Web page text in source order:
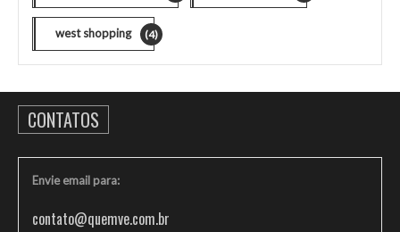
west shopping (4)
CONTATOS
Envie email para:
contato@quemve.com.br